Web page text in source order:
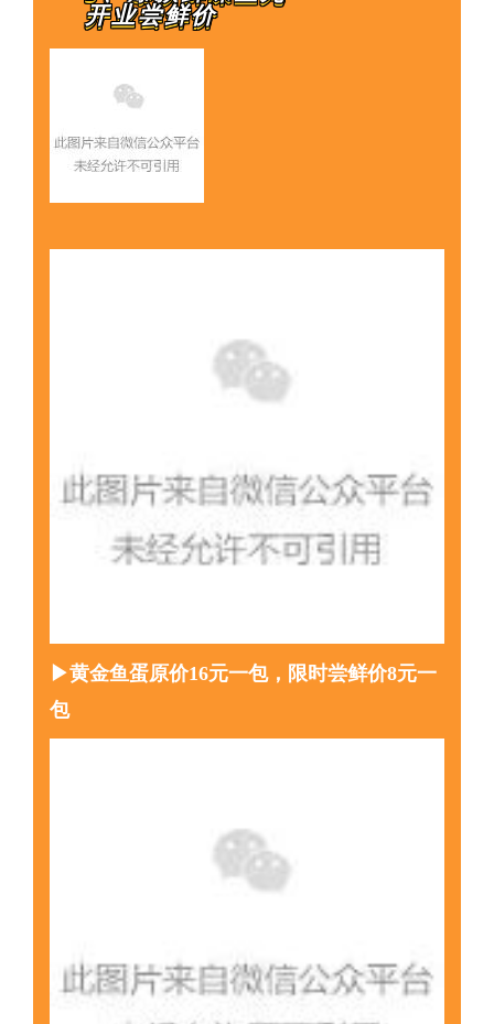
开业尝鲜价
▶黄金鱼蛋原价16元一包，限时尝鲜价8元一
包